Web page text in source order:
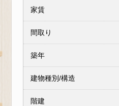
家賃
間取り
築年
建物種別/構造
階建